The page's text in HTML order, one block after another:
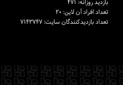
بازدید روزانه: ۴۷۱
تعداد افراد آن لاین: ۲۰
تعداد بازدیدكنندگان سایت: ۷۱۴۳۷۴۷